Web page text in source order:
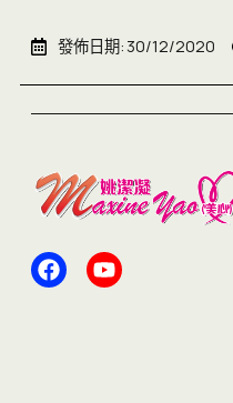
發佈日期: 30/12/2020